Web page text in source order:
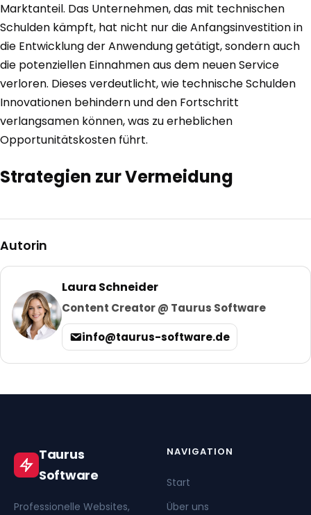
Marktanteil. Das Unternehmen, das mit technischen
Schulden kämpft, hat nicht nur die Anfangsinvestition in
die Entwicklung der Anwendung getätigt, sondern auch
die potenziellen Einnahmen aus dem neuen Service
verloren. Dieses verdeutlicht, wie technische Schulden
Innovationen behindern und den Fortschritt
verlangsamen können, was zu erheblichen
Opportunitätskosten führt.
Strategien zur Vermeidung
Autorin
Laura Schneider
Content Creator @ Taurus Software
info@taurus-software.de
Taurus
Software
Professionelle Websites,
NAVIGATION
Start
Über uns